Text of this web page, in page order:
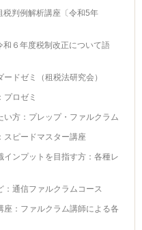
判例解析講座〔令和5年
６年度税制改正について語
ドゼミ（租税法研究会）
プロゼミ
い方：プレップ・ファルクラム
スピードマスター講座
インプットを目指す方：各種レ
：通信ファルクラムコース
座：ファルクラム講師による各